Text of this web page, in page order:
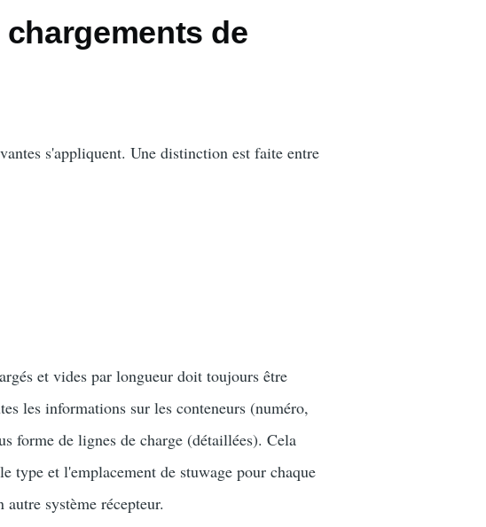
de
s'appliquent. Une distinction est faite entre
et vides par longueur doit toujours être
les informations sur les conteneurs (numéro,
forme de lignes de charge (détaillées). Cela
type et l'emplacement de stuwage pour chaque
système récepteur.